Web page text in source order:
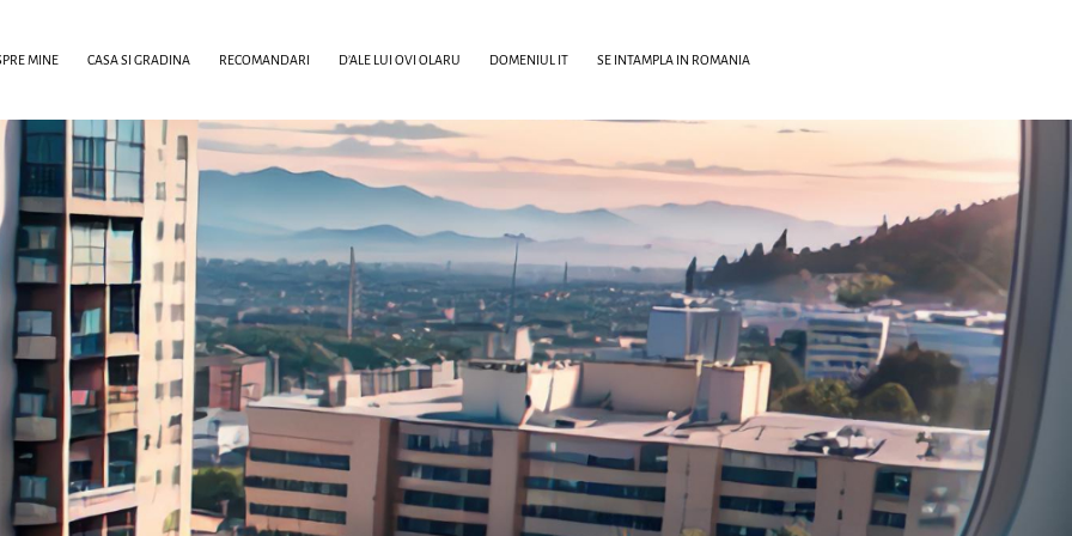
MINE CASA SI GRADINA RECOMANDARI D’ALE LUI OVI OLARU DOMENIUL IT SE INTAMPLA IN ROMANIA